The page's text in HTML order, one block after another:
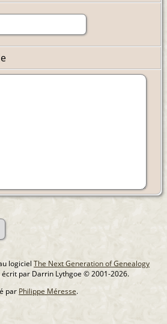
logiciel The Next Generation of Genealogy
écrit par Darrin Lythgoe © 2001-2026.
par Philippe Méresse.